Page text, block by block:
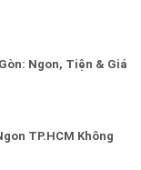
Ngon, Tiện & Giá
TP.HCM Không